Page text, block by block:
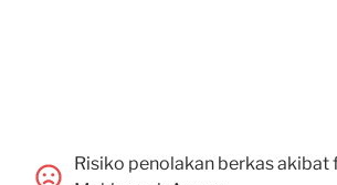
Risiko penolakan berkas